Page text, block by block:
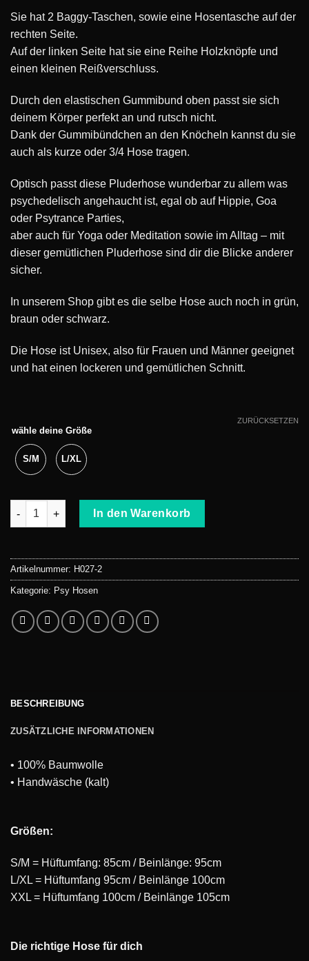
Sie hat 2 Baggy-Taschen, sowie eine Hosentasche auf der
rechten Seite.
Auf der linken Seite hat sie eine Reihe Holzknöpfe und
einen kleinen Reißverschluss.
Durch den elastischen Gummibund oben passt sie sich
deinem Körper perfekt an und rutsch nicht.
Dank der Gummibündchen an den Knöcheln kannst du sie
auch als kurze oder 3/4 Hose tragen.
Optisch passt diese Pluderhose wunderbar zu allem was
psychedelisch angehaucht ist, egal ob auf Hippie, Goa
oder Psytrance Parties,
aber auch für Yoga oder Meditation sowie im Alltag – mit
dieser gemütlichen Pluderhose sind dir die Blicke anderer
sicher.
In unserem Shop gibt es die selbe Hose auch noch in grün,
braun oder schwarz.
Die Hose ist Unisex, also für Frauen und Männer geeignet
und hat einen lockeren und gemütlichen Schnitt.
wähle deine Größe
S/M L/XL
ZURÜCKSETZEN
Pluderhose grau Menge
In den Warenkorb
Artikelnummer: H027-2
Kategorie: Psy Hosen
BESCHREIBUNG
ZUSÄTZLICHE INFORMATIONEN
• 100% Baumwolle
• Handwäsche (kalt)
Größen:
S/M = Hüftumfang: 85cm / Beinlänge: 95cm
L/XL = Hüftumfang 95cm / Beinlänge 100cm
XXL = Hüftumfang 100cm / Beinlänge 105cm
Die richtige Hose für dich